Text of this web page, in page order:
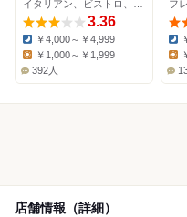
3.36
Dinner:
￥4,000～￥4,999
￥1,000～￥1,999
392人
店舗情報（詳細）